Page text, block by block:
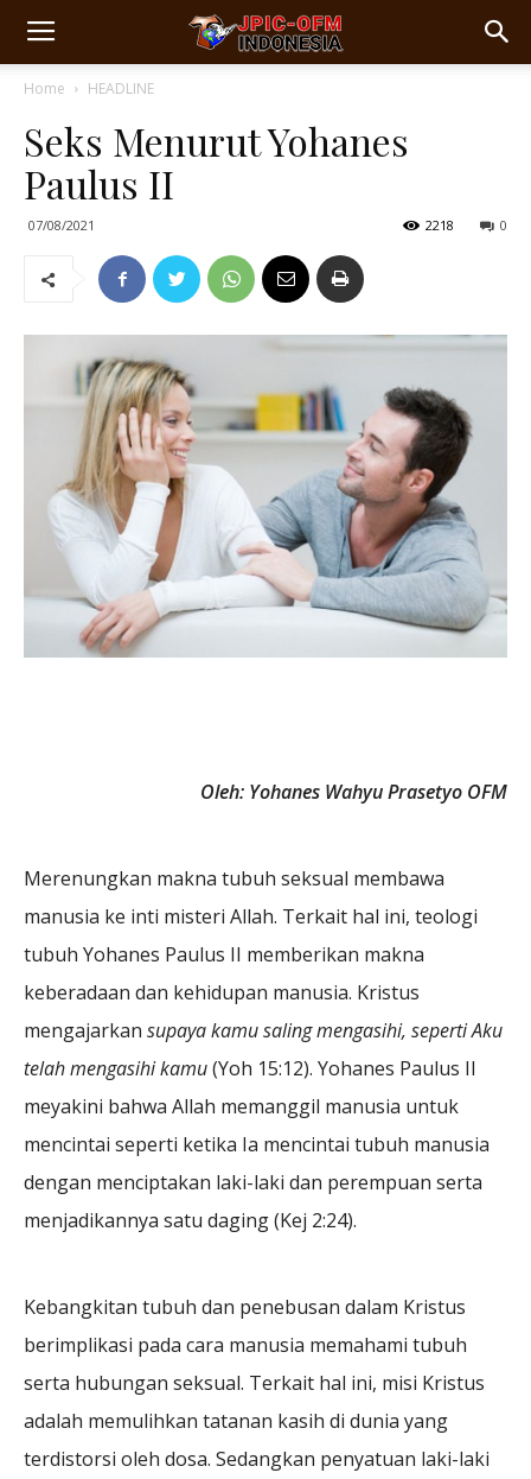
Home HEADLINE
Seks Menurut Yohanes
Paulus II
07/08/2021 0
2218
Oleh: Yohanes Wahyu Prasetyo OFM
Merenungkan makna tubuh seksual membawa
manusia ke inti misteri Allah. Terkait hal ini, teologi
tubuh Yohanes Paulus II memberikan makna
keberadaan dan kehidupan manusia. Kristus
mengajarkan supaya kamu saling mengasihi, seperti Aku
telah mengasihi kamu(Yoh 15:12). Yohanes Paulus II
meyakini bahwa Allah memanggil manusia untuk
mencintai seperti ketika Ia mencintai tubuh manusia
dengan menciptakan laki-laki dan perempuan serta
menjadikannya satu daging (Kej 2:24).
Kebangkitan tubuh dan penebusan dalam Kristus
berimplikasi pada cara manusia memahami tubuh
serta hubungan seksual. Terkait hal ini, misi Kristus
adalah memulihkan tatanan kasih di dunia yang
terdistorsi oleh dosa. Sedangkan penyatuan laki-laki